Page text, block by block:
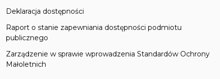
Deklaracja dostępności
Raport o stanie zapewniania dostępności podmiotu
publicznego
Zarządzenie w sprawie wprowadzenia Standardów Ochrony
Małoletnich